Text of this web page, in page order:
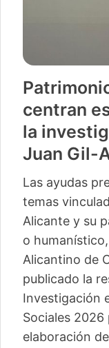
centran
la
Juan Gil-
Las ayudas
temas
Alicante y su
o
Alicantino de
publicado la
Investigación
Sociales 2026
elaboración